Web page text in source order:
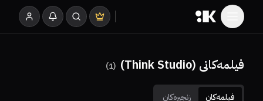
فیلمەکانی (Think Studio) (
1
)
فیلمەکان زنجیرەکان